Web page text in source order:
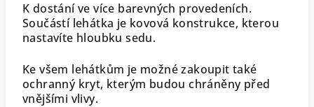
K dostání ve více barevných provedeních.
Součástí lehátka je kovová konstrukce, kterou
nastavíte hloubku sedu.
Ke všem lehátkům je možné zakoupit také
ochranný kryt, kterým budou chráněny před
vnějšími vlivy.